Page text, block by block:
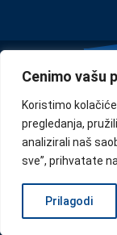
Cenimo vašu
Koristimo
pregledanja,
analizirali naš
sve”, prihvatate
Prilagodi
Copyright ©